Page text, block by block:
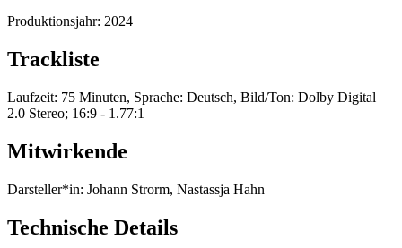
Produktionsjahr: 2024
Trackliste
Laufzeit: 75 Minuten, Sprache: Deutsch, Bild/Ton: Dolby Digital
2.0 Stereo; 16:9 - 1.77:1
Mitwirkende
Darsteller*in: Johann Strorm, Nastassja Hahn
Technische Details